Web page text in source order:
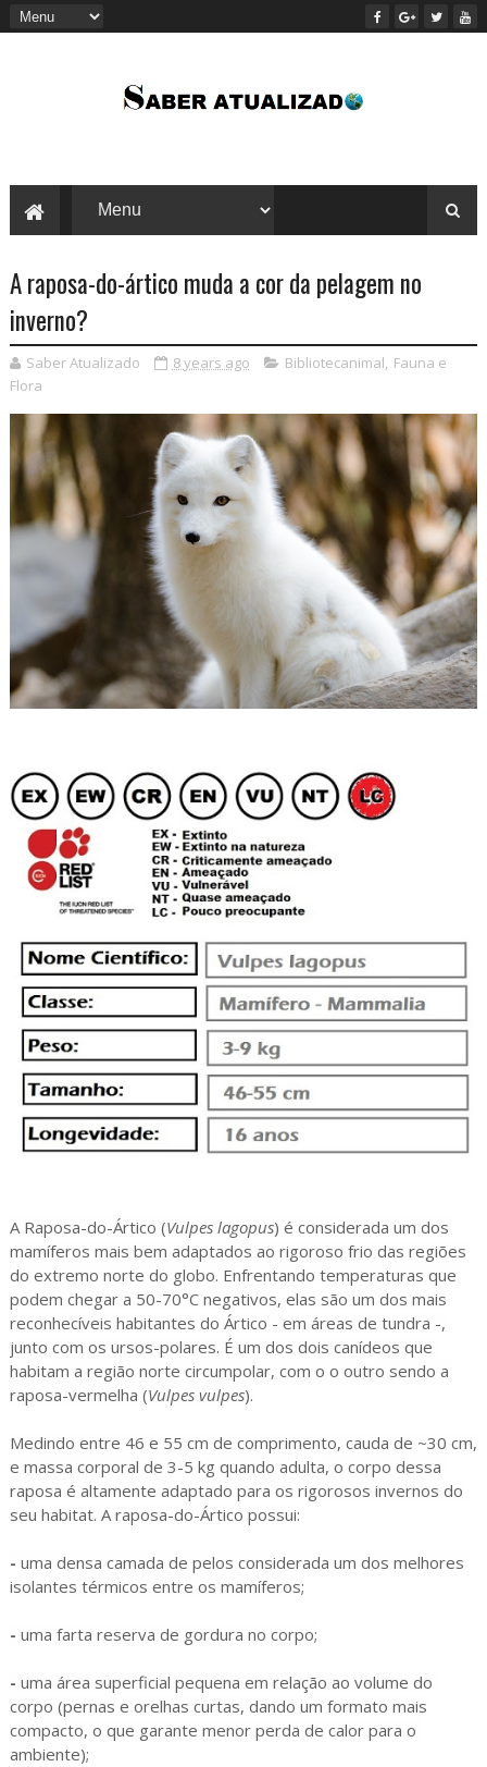
A raposa-do-ártico muda a cor da pelagem no
inverno?
Saber Atualizado 8 years ago Bibliotecanimal, Fauna e
Flora
A Raposa-do-Ártico (Vulpes lagopus) é considerada um dos
mamíferos mais bem adaptados ao rigoroso frio das regiões
do extremo norte do globo. Enfrentando temperaturas que
podem chegar a 50-70°C negativos, elas são um dos mais
reconhecíveis habitantes do Ártico - em áreas de tundra -,
junto com os ursos-polares. É um dos dois canídeos que
habitam a região norte circumpolar, com o o outro sendo a
raposa-vermelha (Vulpes vulpes).
Medindo entre 46 e 55 cm de comprimento, cauda de ~30 cm,
e massa corporal de 3-5 kg quando adulta, o corpo dessa
raposa é altamente adaptado para os rigorosos invernos do
seu habitat. A raposa-do-Ártico possui:
- uma densa camada de pelos considerada um dos melhores
isolantes térmicos entre os mamíferos;
- uma farta reserva de gordura no corpo;
- uma área superficial pequena em relação ao volume do
corpo (pernas e orelhas curtas, dando um formato mais
compacto, o que garante menor perda de calor para o
ambiente);